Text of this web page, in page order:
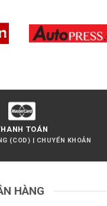
TOÁN
(COD) | CHUYỂN KHOẢN
HÀNG